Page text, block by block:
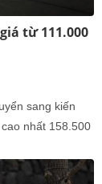
từ 111.000
sang kiến
nhất 158.500